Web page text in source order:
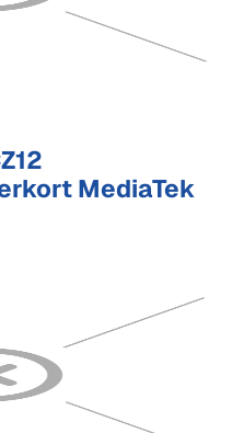
MediaTek